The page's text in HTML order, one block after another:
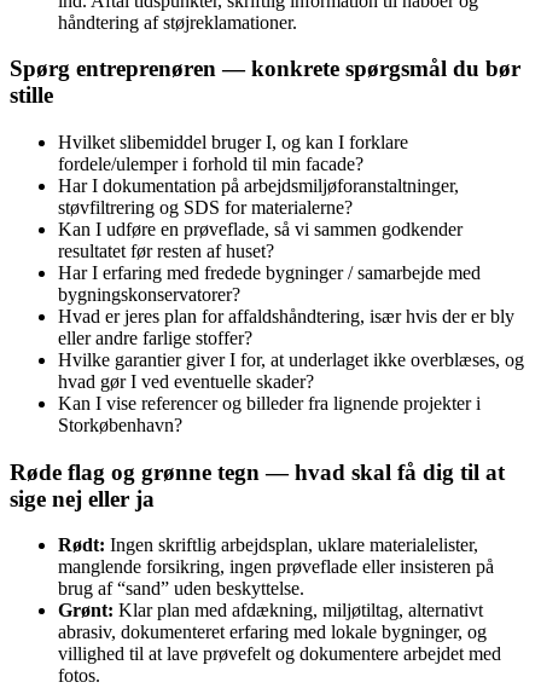
håndtering af støjreklamationer.
Spørg entreprenøren — konkrete spørgsmål du bør
stille
Hvilket slibemiddel bruger I, og kan I forklare
fordele/ulemper i forhold til min facade?
Har I dokumentation på arbejdsmiljøforanstaltninger,
støvfiltrering og SDS for materialerne?
Kan I udføre en prøveflade, så vi sammen godkender
resultatet før resten af huset?
Har I erfaring med fredede bygninger / samarbejde med
bygningskonservatorer?
Hvad er jeres plan for affaldshåndtering, især hvis der er bly
eller andre farlige stoffer?
Hvilke garantier giver I for, at underlaget ikke overblæses, og
hvad gør I ved eventuelle skader?
Kan I vise referencer og billeder fra lignende projekter i
Storkøbenhavn?
Røde flag og grønne tegn — hvad skal få dig til at
sige nej eller ja
Rødt: Ingen skriftlig arbejdsplan, uklare materialelister,
manglende forsikring, ingen prøveflade eller insisteren på
brug af “sand” uden beskyttelse.
Grønt: Klar plan med afdækning, miljøtiltag, alternativt
abrasiv, dokumenteret erfaring med lokale bygninger, og
villighed til at lave prøvefelt og dokumentere arbejdet med
fotos.